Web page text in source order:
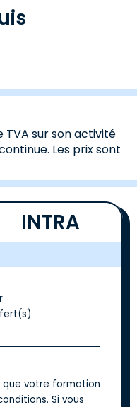
TVA sur son activité
Les prix sont
INTRA
que votre formation
Si vous